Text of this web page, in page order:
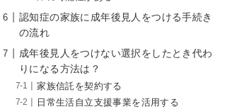
認知症の家族に成年後見人をつける手続き
の流れ
成年後見人をつけない選択をしたとき代わ
りになる方法は？
家族信託を契約する
日常生活自立支援事業を活用する